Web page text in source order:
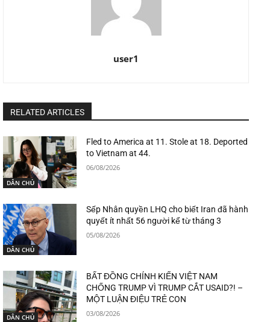
user1
RELATED ARTICLES
DÂN CHỦ
Fled to America at 11. Stole at 18. Deported
to Vietnam at 44.
06/08/2026
DÂN CHỦ
Sếp Nhân quyền LHQ cho biết Iran đã hành
quyết ít nhất 56 người kể từ tháng 3
05/08/2026
DÂN CHỦ
BẤT ĐỒNG CHÍNH KIẾN VIỆT NAM
CHỐNG TRUMP VÌ TRUMP CẮT USAID?! –
MỘT LUẬN ĐIỆU TRẺ CON
03/08/2026